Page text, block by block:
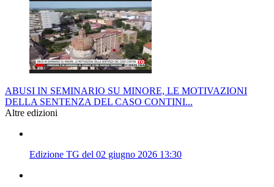
ABUSI IN SEMINARIO SU MINORE, LE MOTIVAZIONI
DELLA SENTENZA DEL CASO CONTINI...
Altre edizioni
Edizione TG del 02 giugno 2026 13:30